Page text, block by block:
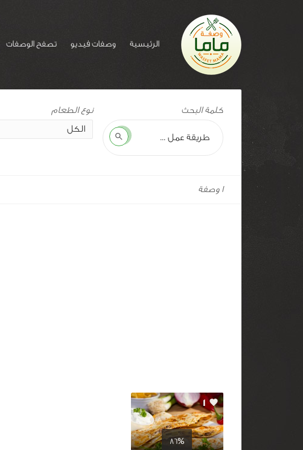
الرئيسية وصفات فيديو تصفح الوصفات
للوصفة:
كساديا
كلمة البحث
بحث
1 وصفة
86%
1